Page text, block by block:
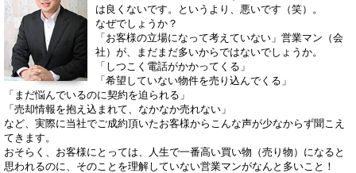
は良くないです。というより、悪いです（笑）。
なぜでしょうか？
「お客様の立場になって考えていない」営業マン（会
社）が、まだまだ多いからではないでしょうか。
「しつこく電話がかかってくる」
「希望していない物件を売り込んでくる」
「まだ悩んでいるのに契約を迫られる」
「売却情報を抱え込まれて、なかなか売れない」
など、実際に当社でご成約頂いたお客様からこんな声が少なからず聞こえ
てきます。
おそらく、お客様にとっては、人生で一番高い買い物（売り物）になると
思われるのに、そのことを理解していない営業マンがなんと多いこと！